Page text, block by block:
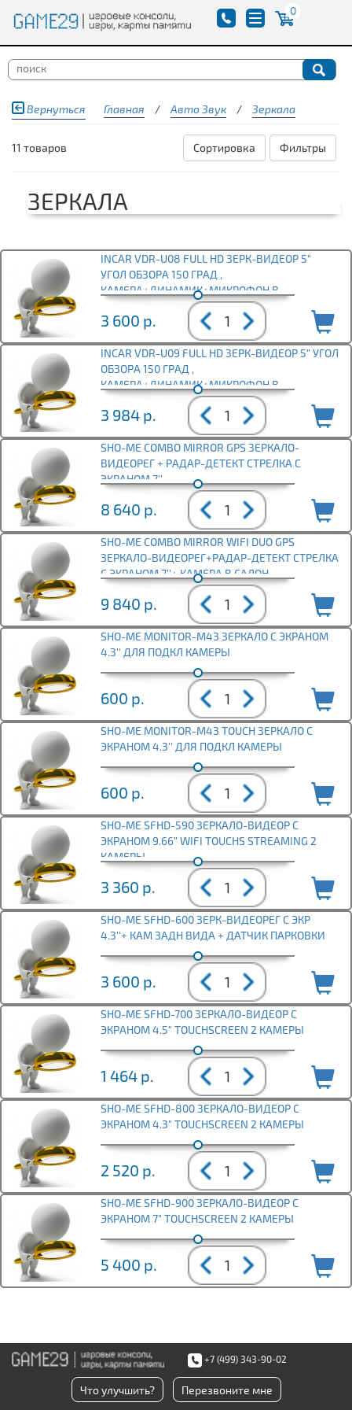
0
Вернуться Главная / Авто Звук / Зеркала
11 товаров Фильтры
Сортировка
ЗЕРКАЛА
INCAR VDR-U08 FULL HD ЗЕРК-ВИДЕОР 5"
УГОЛ ОБЗОРА 150 ГРАД ,
КАМЕРА+ДИНАМИК+МИКРОФОН В
3 600 р.
INCAR VDR-U09 FULL HD ЗЕРК-ВИДЕОР 5" УГОЛ
ОБЗОРА 150 ГРАД ,
КАМЕРА+ДИНАМИК+МИКРОФОН В
3 984 р.
SHO-ME COMBO MIRROR GPS ЗЕРКАЛО-
ВИДЕОРЕГ + РАДАР-ДЕТЕКТ СТРЕЛКА С
ЭКРАНОМ 7''
8 640 р.
SHO-ME COMBO MIRROR WIFI DUO GPS
ЗЕРКАЛО-ВИДЕОРЕГ+РАДАР-ДЕТЕКТ СТРЕЛКА
С ЭКРАНОМ 7''+ КАМЕРА В САЛОН
9 840 р.
SHO-ME MONITOR-M43 ЗЕРКАЛО С ЭКРАНОМ
4.3'' ДЛЯ ПОДКЛ КАМЕРЫ
600 р.
SHO-ME MONITOR-M43 TOUCH ЗЕРКАЛО С
ЭКРАНОМ 4.3'' ДЛЯ ПОДКЛ КАМЕРЫ
600 р.
SHO-ME SFHD-590 ЗЕРКАЛО-ВИДЕОР С
ЭКРАНОМ 9.66" WIFI TOUCHS STREAMING 2
КАМЕРЫ
3 360 р.
SHO-ME SFHD-600 ЗЕРК-ВИДЕОРЕГ С ЭКР
4.3''+ КАМ ЗАДН ВИДА + ДАТЧИК ПАРКОВКИ
3 600 р.
SHO-ME SFHD-700 ЗЕРКАЛО-ВИДЕОР С
ЭКРАНОМ 4.5" TOUCHSCREEN 2 КАМЕРЫ
1 464 р.
SHO-ME SFHD-800 ЗЕРКАЛО-ВИДЕОР С
ЭКРАНОМ 4.3" TOUCHSCREEN 2 КАМЕРЫ
2 520 р.
SHO-ME SFHD-900 ЗЕРКАЛО-ВИДЕОР С
ЭКРАНОМ 7" TOUCHSCREEN 2 КАМЕРЫ
5 400 р.
+7 (499) 343-90-02
Что улучшить? Перезвоните мне